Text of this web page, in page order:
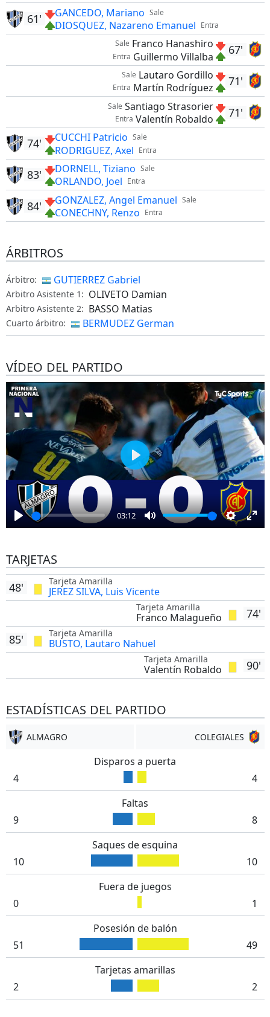
Sale
GANCEDO, Mariano
Entra
DIOSQUEZ, Nazareno Emanuel
61'
67'
Sale Franco Hanashiro
Entra Guillermo Villalba
71'
Sale Lautaro Gordillo
Entra Martín Rodríguez
71'
Sale Santiago Strasorier
Entra Valentín Robaldo
Sale
CUCCHI Patricio
Entra
RODRIGUEZ, Axel
74'
Sale
DORNELL, Tiziano
Entra
ORLANDO, Joel
83'
Sale
GONZALEZ, Angel Emanuel
Entra
CONECHNY, Renzo
84'
ÁRBITROS
Árbitro: GUTIERREZ Gabriel
Arbitro Asistente 1: OLIVETO Damian
Arbitro Asistente 2: BASSO Matias
Cuarto árbitro: BERMUDEZ German
VÍDEO DEL PARTIDO
Play
03:12
Mute Settings
Play
TARJETAS
Tarjeta Amarilla
JEREZ SILVA, Luis Vicente
48'
74'
Tarjeta Amarilla
Franco Malagueño
Tarjeta Amarilla
BUSTO, Lautaro Nahuel
85'
90'
Tarjeta Amarilla
Valentín Robaldo
ESTADÍSTICAS DEL PARTIDO
ALMAGRO COLEGIALES
Disparos a puerta
4
4
Faltas
9
8
Saques de esquina
10
10
Fuera de juegos
0
1
Posesión de balón
51
49
Tarjetas amarillas
2
2